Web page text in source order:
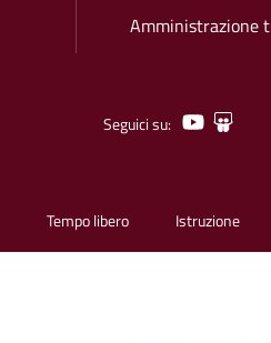
Amministrazione
Seguici su: Youtube
Tempo libero Istruzione